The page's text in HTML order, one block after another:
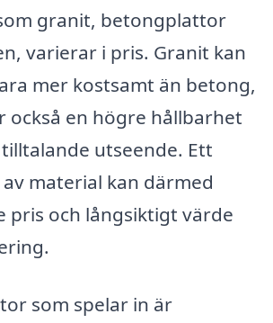
granit, betongplattor
varierar i pris. Granit kan
mer kostsamt än betong,
också en högre hållbarhet
utseende. Ett
material kan därmed
pris och långsiktigt värde
som spelar in är